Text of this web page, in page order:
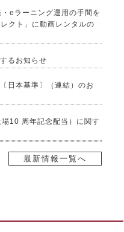
eラーニング運用の手間を
クト」に動画レンタルの
るお知らせ
日本基準〕（連結）のお
10 周年記念配当）に関す
己株式の消却に関するお
別価格で公開講座を提供
最新情報一覧へ